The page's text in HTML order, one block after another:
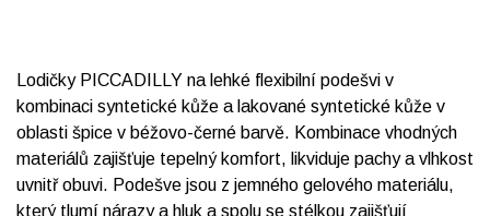
Lodičky PICCADILLY na lehké flexibilní podešvi v
kombinaci syntetické kůže a lakované syntetické kůže v
oblasti špice v béžovo-černé barvě. Kombinace vhodných
materiálů zajišťuje tepelný komfort, likviduje pachy a vlhkost
uvnitř obuvi. Podešve jsou z jemného gelového materiálu,
který tlumí nárazy a hluk a spolu se stélkou zajišťují